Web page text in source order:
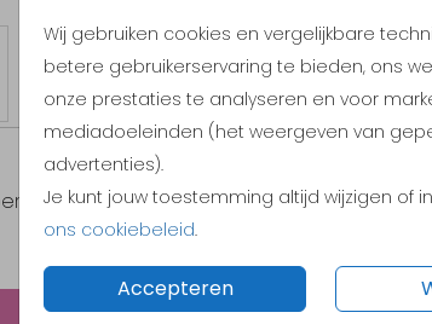
Wij gebruiken cookies en vergelijkbare
betere gebruikerservaring te bieden, ons
onze prestaties te analyseren en voor
mediadoeleinden (het weergeven van
advertenties).
Je kunt jouw toestemming altijd wijzigen of
ons cookiebeleid.
Accepteren
(25 stuks). Formaat: 1,5 cm (breedte)